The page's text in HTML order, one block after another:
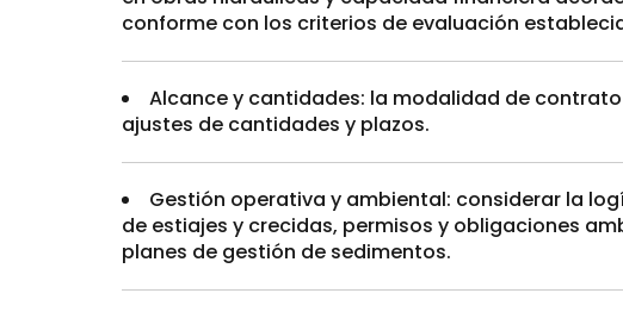
conforme con los criterios de evaluación
Alcance y cantidades: la modalidad de
ajustes de cantidades y plazos.
Gestión operativa y ambiental: considerar la
de estiajes y crecidas, permisos y obligaciones
planes de gestión de sedimentos.